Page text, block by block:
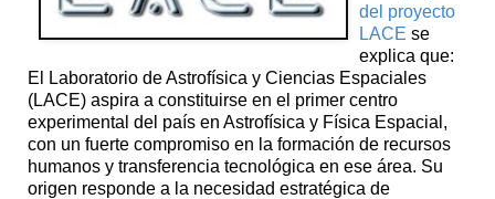
del proyecto
LACE se
explica que:
El Laboratorio de Astrofísica y Ciencias Espaciales
(LACE) aspira a constituirse en el primer centro
experimental del país en Astrofísica y Física Espacial,
con un fuerte compromiso en la formación de recursos
humanos y transferencia tecnológica en ese área. Su
origen responde a la necesidad estratégica de